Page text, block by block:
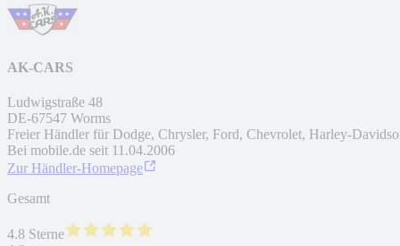
AK-CARS
Ludwigstraße 48
DE-67547 Worms
Freier Händler für Dodge, Chrysler, Ford, Chevrolet, Harley-
Bei mobile.de seit 11.04.2006
Zur Händler-Homepage
Gesamt
4.8 Sterne